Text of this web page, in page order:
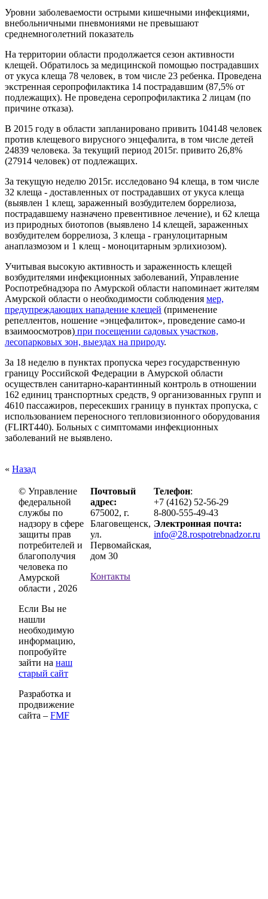
Уровни заболеваемости острыми кишечными инфекциями,
внебольничными пневмониями не превышают
среднемноголетний показатель
На территории области продолжается сезон активности
клещей. Обратилось за медицинской помощью пострадавших
от укуса клеща 78 человек, в том числе 23 ребенка. Проведена
экстренная серопрофилактика 14 пострадавшим (87,5% от
подлежащих). Не проведена серопрофилактика 2 лицам (по
причине отказа).
В 2015 году в области запланировано привить 104148 человек
против клещевого вирусного энцефалита, в том числе детей
24839 человека. За текущий период 2015г. привито 26,8%
(27914 человек) от подлежащих.
За текущую неделю 2015г. исследовано 94 клеща, в том числе
32 клеща - доставленных от пострадавших от укуса клеща
(выявлен 1 клещ, зараженный возбудителем боррелиоза,
пострадавшему назначено превентивное лечение), и 62 клеща
из природных биотопов (выявлено 14 клещей, зараженных
возбудителем боррелиоза, 3 клеща - гранулоцитарным
анаплазмозом и 1 клещ - моноцитарным эрлихиозом).
Учитывая высокую активность и зараженность клещей
возбудителями инфекционных заболеваний, Управление
Роспотребнадзора по Амурской области напоминает жителям
Амурской области о необходимости соблюдения мер,
предупреждающих нападение клещей (применение
репеллентов, ношение «энцефалиток», проведение само-и
взаимоосмотров) при посещении садовых участков,
лесопарковых зон, выездах на природу.
За 18 неделю в пунктах пропуска через государственную
границу Российской Федерации в Амурской области
осуществлен санитарно-карантинный контроль в отношении
162 единиц транспортных средств, 9 организованных групп и
4610 пассажиров, пересекших границу в пунктах пропуска, с
использованием переносного тепловизионного оборудования
(FLIRT440). Больных с симптомами инфекционных
заболеваний не выявлено.
« Назад
© Управление
федеральной
службы по
надзору в сфере
защиты прав
потребителей и
благополучия
человека по
Амурской
области , 2026
Если Вы не
нашли
необходимую
информацию,
попробуйте
зайти на наш
старый сайт
Разработка и
продвижение
сайта – FMF
Почтовый
адрес:
675002, г.
Благовещенск,
ул.
Первомайская,
дом 30
Контакты
Телефон:
+7 (4162) 52-56-29
8-800-555-49-43
Электронная почта:
info@28.rospotrebnadzor.ru